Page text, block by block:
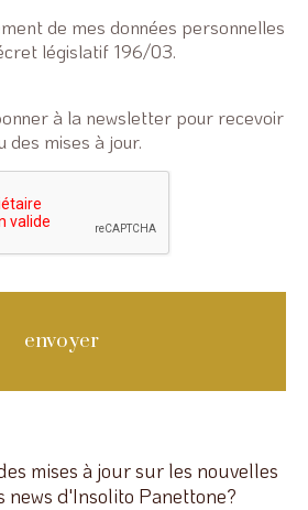
de mes données personnelles
législatif 196/03.
à la newsletter pour recevoir
des mises à jour.
mises à jour sur les nouvelles
news d'Insolito Panettone?